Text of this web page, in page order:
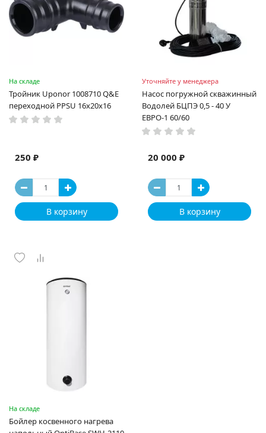
На складе
Тройник Uponor 1008710 Q&E
переходной PPSU 16x20x16
250 ₽
В корзину
Уточняйте у менеджера
Насос погружной скважинный
Водолей БЦПЭ 0,5 - 40 У
ЕВРО-1 60/60
20 000 ₽
В корзину
На складе
Бойлер косвенного нагрева